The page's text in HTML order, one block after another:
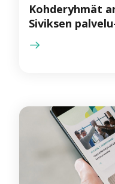
Kohderyhmät
Siviksen